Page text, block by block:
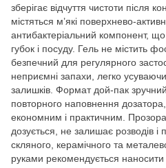
зберігає відчуття чистоти після
містяться м’які поверхнево-
антибактеріальний компонент, що
губок і посуду. Гель не містить
безпечний для регулярного
неприємні запахи, легко
залишків. Формат дой-пак
повторного наповнення
економним і практичним. Прозора
дозується, не залишає розводів і
скляного, керамічного та
руками рекомендується наносити